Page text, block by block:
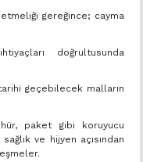
gereğince; cayma
doğrultusunda
geçebilecek malların
paket gibi koruyucu
ve hijyen açısından